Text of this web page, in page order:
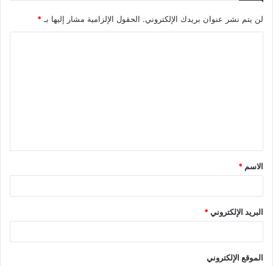
لن يتم نشر عنوان بريدك الإلكتروني. الحقول الإلزامية مشار إليها بـ *
ق
*
الاسم *
البريد الإلكتروني*
الموقع الإلكتروني